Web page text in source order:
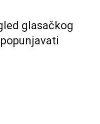
glasačkog